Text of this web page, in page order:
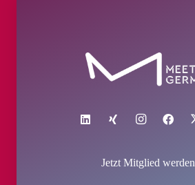
Jetzt Mitglied werden